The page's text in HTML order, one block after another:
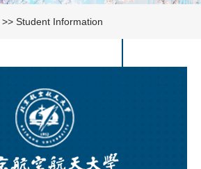
>>Student Information